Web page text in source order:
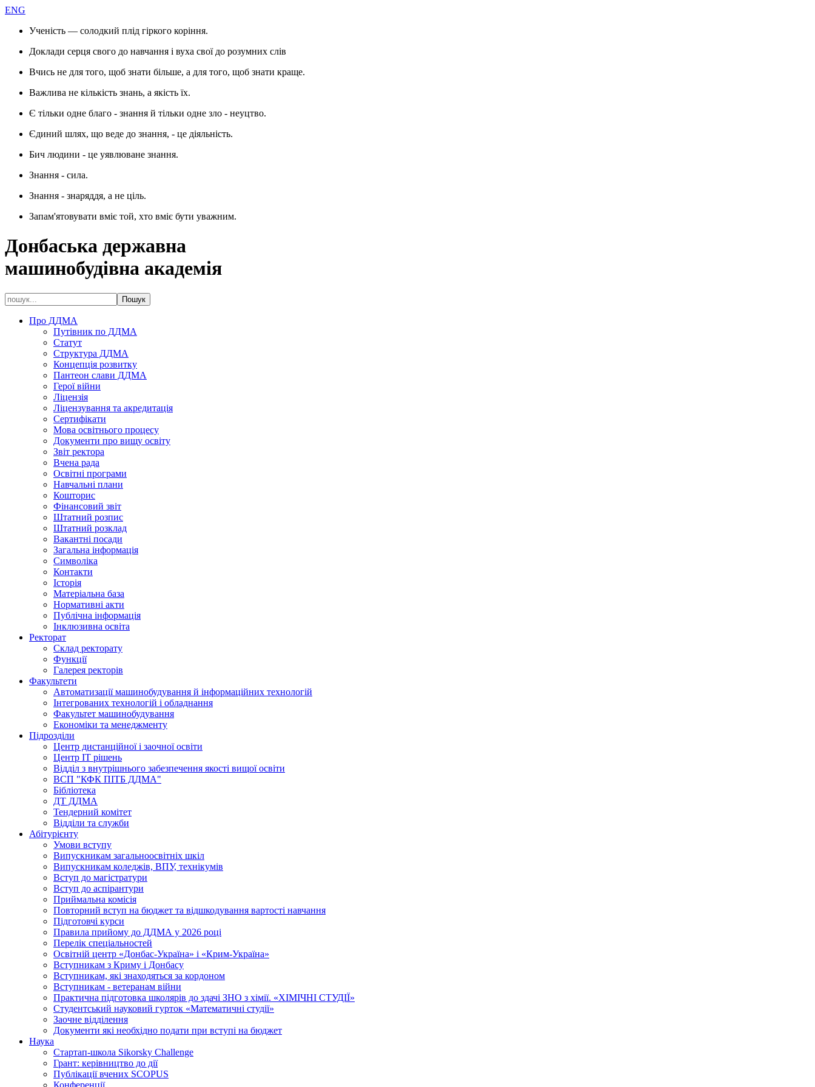
ENG
Ученість — солодкий плід гіркого коріння.
Доклади серця свого до навчання і вуха свої до розумних слів
Вчись не для того, щоб знати більше, а для того, щоб знати краще.
Важлива не кількість знань, а якість їх.
Є тільки одне благо - знання й тільки одне зло - неуцтво.
Єдиний шлях, що веде до знання, - це діяльність.
Бич людини - це уявлюване знання.
Знання - сила.
Знання - знаряддя, а не ціль.
Запам'ятовувати вміє той, хто вміє бути уважним.
Донбаська державна
машинобудівна академія
Про ДДМА
Путівник по ДДМА
Статут
Структура ДДМА
Концепція розвитку
Пантеон слави ДДМА
Герої війни
Ліцензія
Ліцензування та акредитація
Сертифікати
Мова освітнього процесу
Документи про вищу освіту
Звіт ректора
Вчена рада
Освітні програми
Навчальні плани
Кошторис
Фінансовий звіт
Штатний розпис
Штатний розклад
Вакантні посади
Загальна інформація
Символіка
Контакти
Історія
Матеріальна база
Нормативні акти
Публічна інформація
Інклюзивна освіта
Ректорат
Склад ректорату
Функції
Галерея ректорів
Факультети
Автоматизації машинобудування й інформаційних технологій
Інтегрованих технологій і обладнання
Факультет машинобудування
Економіки та менеджменту
Підрозділи
Центр дистанційної і заочної освіти
Центр ІТ рішень
Відділ з внутрішнього забезпечення якості вищої освіти
ВСП "КФК ПІТБ ДДМА"
Бібліотека
ДТ ДДМА
Тендерний комітет
Відділи та служби
Абітурієнту
Умови вступу
Випускникам загальноосвітніх шкіл
Випускникам коледжів, ВПУ, технікумів
Вступ до магістратури
Вступ до аспірантури
Приймальна комісія
Повторний вступ на бюджет та відшкодування вартості навчання
Підготовчі курси
Правила прийому до ДДМА у 2026 році
Перелік спеціальностей
Освітній центр «Донбас-Україна» і «Крим-Україна»
Вступникам з Криму і Донбасу
Вступникам, які знаходяться за кордоном
Вступникам - ветеранам війни
Практична підготовка школярів до здачі ЗНО з хімії. «ХІМІЧНІ СТУДІЇ»
Студентський науковий гурток «Математичні студії»
Заочне відділення
Документи які необхідно подати при вступі на бюджет
Наука
Стартап-школа Sikorsky Challenge
Грант: керівництво до дії
Публікації вчених SCOPUS
Конференції